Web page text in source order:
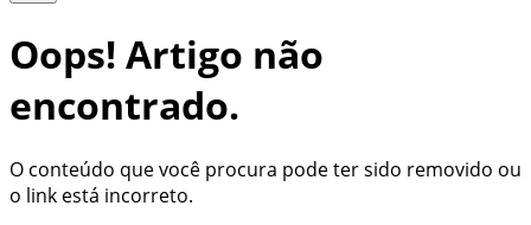
Oops! Artigo não
encontrado.
O conteúdo que você procura pode ter sido removido ou
o link está incorreto.